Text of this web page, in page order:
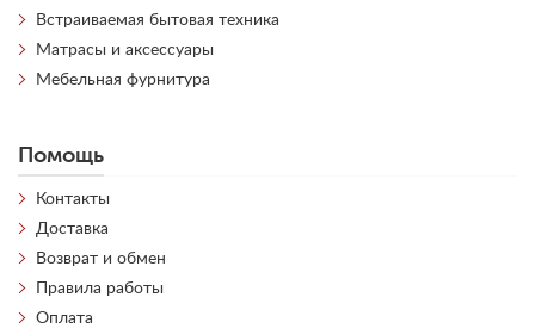
Встраиваемая бытовая техника
Матрасы и аксессуары
Мебельная фурнитура
Помощь
Контакты
Доставка
Возврат и обмен
Правила работы
Оплата